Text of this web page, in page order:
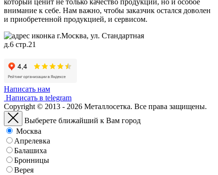
который ценит не только качество продукции, но и особое
внимание к себе. Нам важно, чтобы заказчик остался доволен
и приобретенной продукцией, и сервисом.
г.Москва, ул. Стандартная
д.6 стр.21
Написать нам
Написать в telegram
Copyright © 2013 - 2026 Металлосетка. Все права защищены.
Выберете ближайший к Вам город
Москва
Апрелевка
Балашиха
Бронницы
Верея